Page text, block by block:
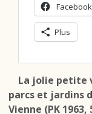
Facebook
Plus
La jolie petite
parcs et jardins
Vienne (PK